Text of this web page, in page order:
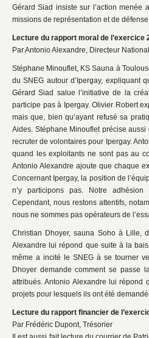
Gérard Siad insiste sur l’action menée
missions de représentation et de
Lecture du rapport moral de l’exercice
Par Antonio Alexandre, Directeur
Stéphane Minouflet, KS Sauna à
du SNEG autour d’Ipergay, expliquant
Gérard Siad salue l’initiative de la
participe pas à Ipergay. Olivier Robert
mais que, bien qu’ayant refusé sa
Aides. Stéphane Minouflet précise
recruter de volontaires pour Ipergay.
quand les exploitants ne sont pas au
Antonio Alexandre ajoute que chaque
Concernant Ipergay, la position de
n’y participons pas. Notre
Cependant, nous restons attentifs,
nous ne sommes pas opérateurs de
Christian Dhoyer, sauna Soho à Lille,
Alexandre lui répond que suite à la
même a incité le SNEG à se tourner
Dhoyer demande comment se passe
attribués. Antonio Alexandre lui répond
projets pour lesquels ils ont été
Lecture du rapport financier de
Par Frédéric Dupont, Trésorier